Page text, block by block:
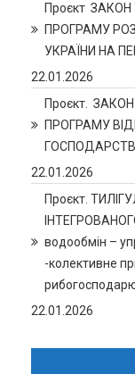
Проєкт
ПРОГРАМУ
УКРАЇНИ НА
22.01.2026
Проєкт.
ПРОГРАМУ
22.01.2026
Проєкт.
водообмін –
-колективне
22.01.2026